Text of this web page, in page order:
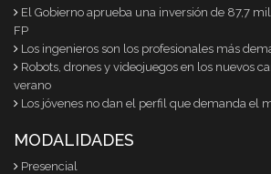
El Gobierno aprueba una inversión de 87,7
FP
Los ingenieros son los profesionales más
Robots, drones y videojuegos en los nuevos
verano
Los jóvenes no dan el perfil que demanda el
MODALIDADES
Presencial